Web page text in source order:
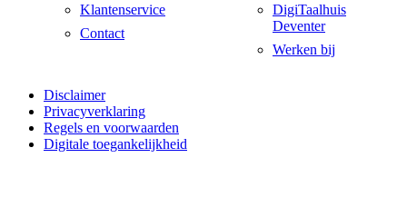
Klantenservice
Contact
DigiTaalhuis
Deventer
Werken bij
Disclaimer
Privacyverklaring
Regels en voorwaarden
Digitale toegankelijkheid